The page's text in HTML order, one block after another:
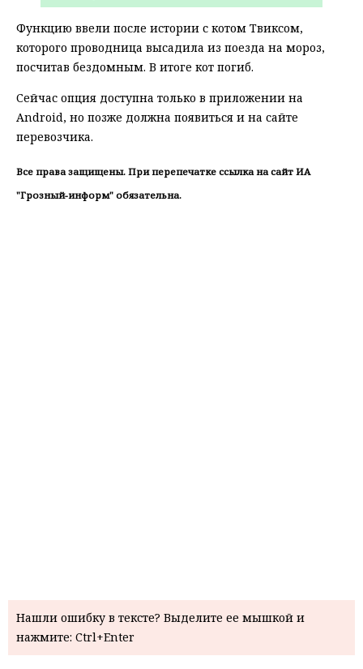
Функцию ввели после истории с котом Твиксом,
которого проводница высадила из поезда на мороз,
посчитав бездомным. В итоге кот погиб.
Сейчас опция доступна только в приложении на
Android, но позже должна появиться и на сайте
перевозчика.
Все права защищены. При перепечатке ссылка на сайт ИА
"Грозный-информ" обязательна.
Нашли ошибку в тексте? Выделите ее мышкой и
нажмите: Ctrl+Enter